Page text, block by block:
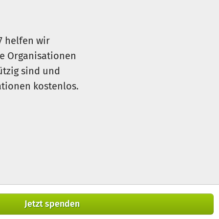
Jetzt spenden
helfen wir
Organisationen
sind und
kostenlos.